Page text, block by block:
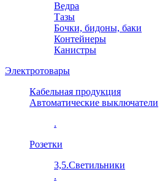
Ведра
Тазы
Бочки, бидоны, баки
Контейнеры
Канистры
Электротовары
Кабельная продукция
Автоматические выключатели
.
Розетки
3,5.Светильники
.